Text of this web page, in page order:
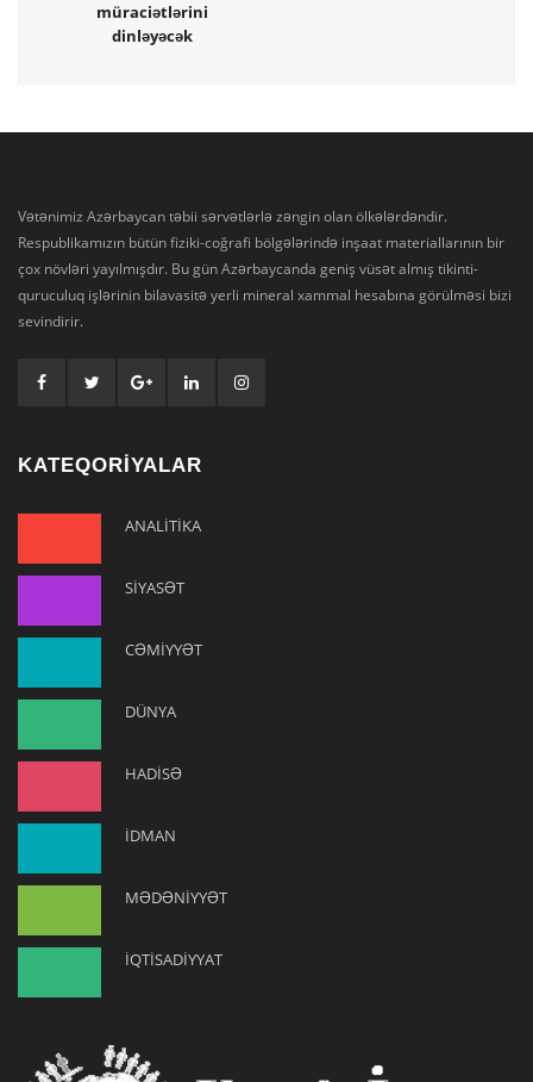
müraciətlərini
dinləyəcək
Vətənimiz Azərbaycan təbii sərvətlərlə zəngin olan ölkələrdəndir.
Respublikamızın bütün fiziki-coğrafi bölgələrində inşaat materiallarının bir
çox növləri yayılmışdır. Bu gün Azərbaycanda geniş vüsət almış tikinti-
quruculuq işlərinin bilavasitə yerli mineral xammal hesabına görülməsi bizi
sevindirir.
KATEQORİYALAR
ANALİTİKA
SİYASƏT
CƏMİYYƏT
DÜNYA
HADİSƏ
İDMAN
MƏDƏNİYYƏT
İQTİSADİYYAT